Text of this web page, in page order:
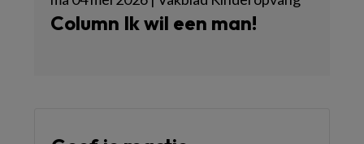
Column Ik wil een man!